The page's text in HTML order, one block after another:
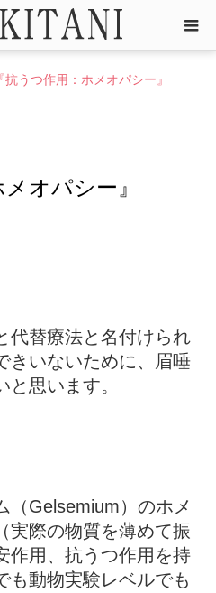
『抗うつ作用：ホメオパシー』
オパシー』
代替療法と名付けられ
きいないために、眉唾
思います。
（Gelsemium）のホメ
実際の物質を薄めて振
作用、抗うつ作用を持
も動物実験レベルでも